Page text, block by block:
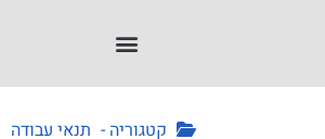
קטגוריה - תנאי עבודה